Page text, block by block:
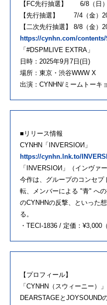
【FC先行抽選】 6/8（日
【先行抽選】 7/4（金）
【二次先行抽選】 8/8（金）
https://cynhn.com/contents/
「#DSPMLIVE EXTRA」
日時：2025年9月7日(日)
場所：東京・渋谷WWW X
出演：CYNHN/ミームトーキ
■リリース情報
CYNHN「INVERSIOИ」
https://cynhn.lnk.to/
「INVERSIOИ」（インヴァ
今作は、グループのコンセプ
転、メンバーによる "青" へ
のCYNHNの反撃、といった
る。
・TECI-1836 / 定価：¥3,000
【プロフィール】
「CYNHN（スウィーニー）
DEARSTAGEとJOYSOUND